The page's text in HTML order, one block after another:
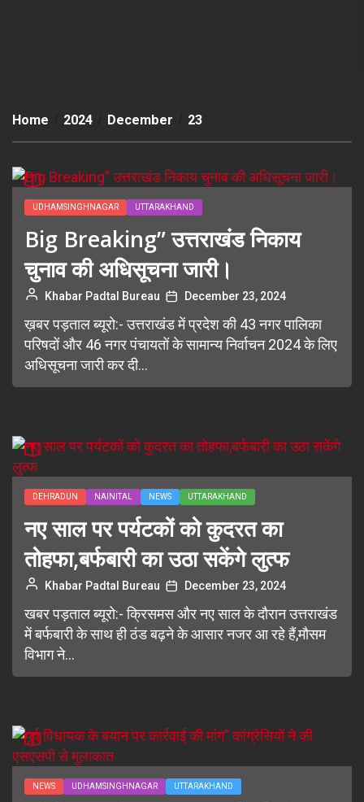
Home 2024 December 23
UDHAMSINGHNAGAR UTTARAKHAND
Big Breaking” उत्तराखंड निकाय
चुनाव की अधिसूचना जारी।
Khabar Padtal Bureau December 23, 2024
ख़बर पड़ताल ब्यूरो:- उत्तराखंड में प्रदेश की 43 नगर पालिका
परिषदों और 46 नगर पंचायतों के सामान्य निर्वाचन 2024 के लिए
अधिसूचना जारी कर दी...
DEHRADUN NAINITAL NEWS UTTARAKHAND
नए साल पर पर्यटकों को कुदरत का
तोहफा,बर्फबारी का उठा सकेंगे लुत्फ
Khabar Padtal Bureau December 23, 2024
खबर पड़ताल ब्यूरो:- क्रिसमस और नए साल के दौरान उत्तराखंड
में बर्फबारी के साथ ही ठंड बढ़ने के आसार नजर आ रहे हैं,मौसम
विभाग ने...
NEWS UDHAMSINGHNAGAR UTTARAKHAND